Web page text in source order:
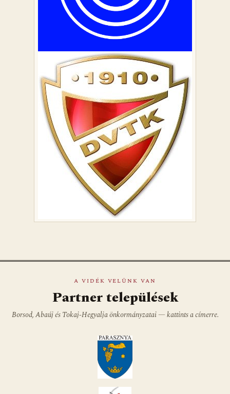
A VIDÉK VELÜNK VAN
Partner települések
Borsod, Abaúj és Tokaj-Hegyalja önkormányzatai — kattints a címerre.